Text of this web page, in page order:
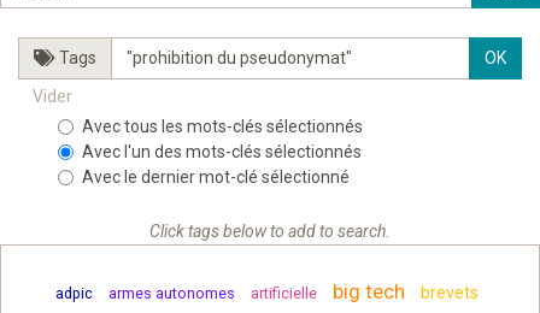
Tags
Vider
Avec tous les mots-clés sélectionnés
Avec l'un des mots-clés sélectionnés
Avec le dernier mot-clé sélectionné
Click tags below to add to search.
adpic armes autonomes artificielle big tech brevets